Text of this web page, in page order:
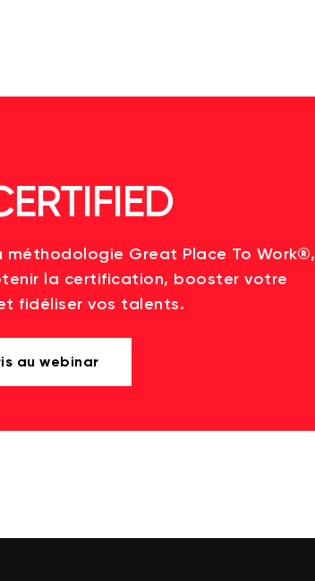
méthodologie Great Place To Work®,
la certification, booster votre
fidéliser vos talents.
au webinar